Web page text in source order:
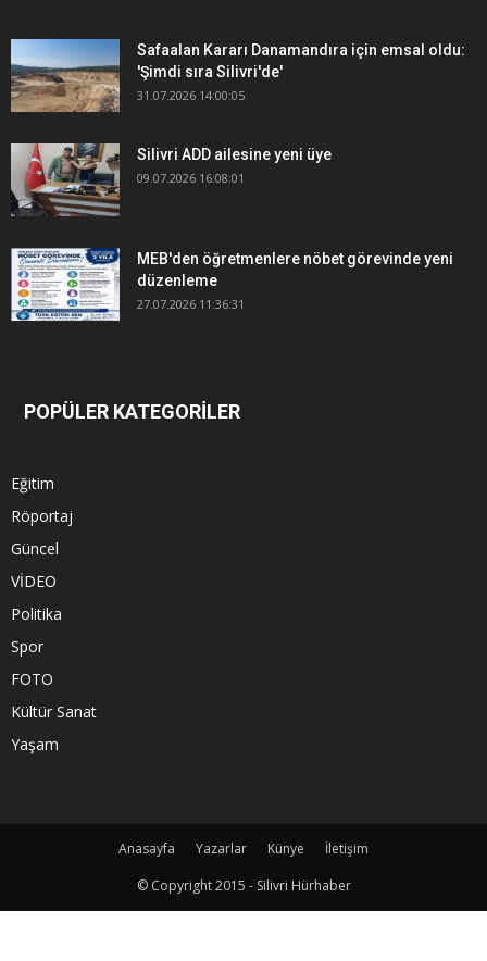
Safaalan Kararı Danamandıra için emsal oldu:
'Şimdi sıra Silivri'de'
31.07.2026 14:00:05
Silivri ADD ailesine yeni üye
09.07.2026 16:08:01
MEB'den öğretmenlere nöbet görevinde yeni
düzenleme
27.07.2026 11:36:31
POPÜLER KATEGORİLER
Eğitim
Röportaj
Güncel
VİDEO
Politika
Spor
FOTO
Kültür Sanat
Yaşam
Anasayfa Yazarlar Künye
İletişim
© Copyright 2015 - Silivri Hürhaber